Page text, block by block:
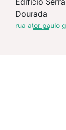
Edificio Serra
Dourada
rua ator paulo